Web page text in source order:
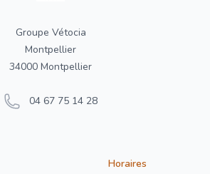
Groupe Vétocia
Montpellier
34000 Montpellier
04 67 75 14 28
Horaires